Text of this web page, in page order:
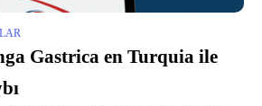
Gastrica en Turquia ile